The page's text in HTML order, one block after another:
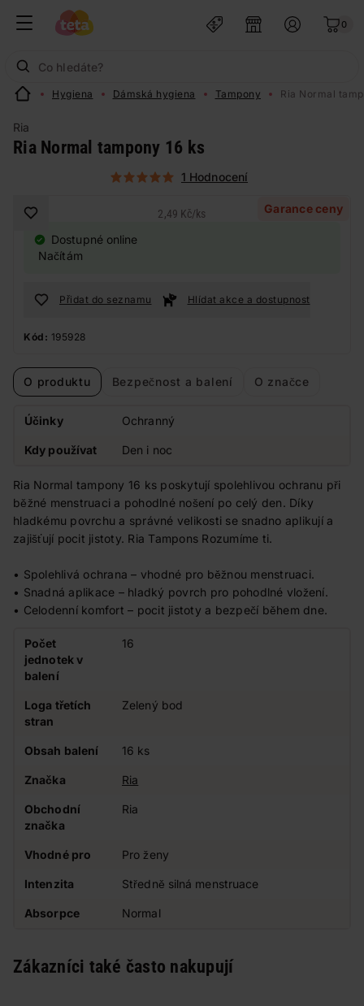
0
Hygiena Dámská hygiena Tampony Ria Normal
Ria
Ria Normal tampony 16 ks
1 Hodnocení
Garance ceny
2,49 Kč/ks
Dostupné online
Načítám
Přidat do seznamu Hlídat akce a dostupnost
Kód: 195928
O produktu Bezpečnost a balení O značce
Účinky Ochranný
Kdy používat Den i noc
Ria Normal tampony 16 ks poskytují spolehlivou ochranu při
běžné menstruaci a pohodlné nošení po celý den. Díky
hladkému povrchu a správné velikosti se snadno aplikují a
zajišťují pocit jistoty. Ria Tampons Rozumíme ti.
• Spolehlivá ochrana – vhodné pro běžnou menstruaci.
• Snadná aplikace – hladký povrch pro pohodlné vložení.
• Celodenní komfort – pocit jistoty a bezpečí během dne.
Počet
jednotek v
balení
16
Loga třetích
stran
Zelený bod
Obsah balení 16 ks
Značka Ria
Obchodní
značka
Ria
Vhodné pro Pro ženy
Intenzita Středně silná menstruace
Absorpce Normal
Zákazníci také často nakupují